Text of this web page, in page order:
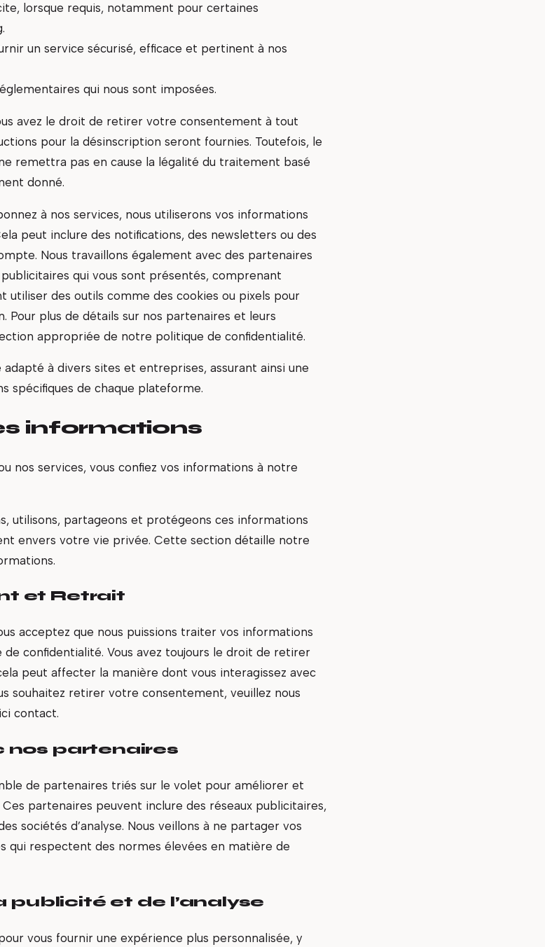
lorsque requis, notamment pour certaines
un service sécurisé, efficace et pertinent à nos
qui nous sont imposées.
avez le droit de retirer votre consentement à tout
pour la désinscription seront fournies. Toutefois, le
remettra pas en cause la légalité du traitement basé
donné.
à nos services, nous utiliserons vos informations
peut inclure des notifications, des newsletters ou des
Nous travaillons également avec des partenaires
qui vous sont présentés, comprenant
utiliser des outils comme des cookies ou pixels pour
Pour plus de détails sur nos partenaires et leurs
appropriée de notre politique de confidentialité.
à divers sites et entreprises, assurant ainsi une
spécifiques de chaque plateforme.
informations
nos services, vous confiez vos informations à notre
utilisons, partageons et protégeons ces informations
envers votre vie privée. Cette section détaille notre
et Retrait
acceptez que nous puissions traiter vos informations
confidentialité. Vous avez toujours le droit de retirer
peut affecter la manière dont vous interagissez avec
souhaitez retirer votre consentement, veuillez nous
contact.
nos partenaires
de partenaires triés sur le volet pour améliorer et
partenaires peuvent inclure des réseaux publicitaires,
sociétés d’analyse. Nous veillons à ne partager vos
qui respectent des normes élevées en matière de
publicité et de l’analyse
vous fournir une expérience plus personnalisée, y